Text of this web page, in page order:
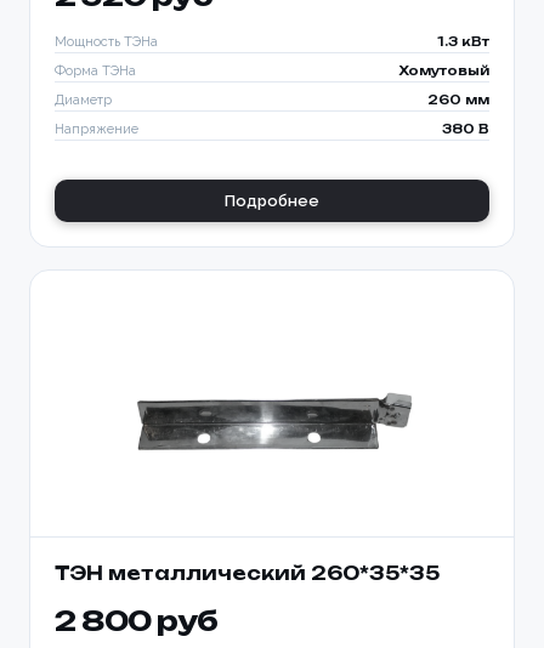
Мощность ТЭНа 1.3 кВт
Форма ТЭНа Хомутовый
Диаметр 260 мм
Напряжение 380 В
Подробнее
ТЭН металлический 260*35*35
2 800 руб